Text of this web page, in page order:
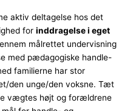
aktiv deltagelse hos det
for inddragelse i eget
målrettet undervisning
med pædagogiske handle-
familierne har stor
den unge/den voksne. Tæt
vægtes højt og forældrene